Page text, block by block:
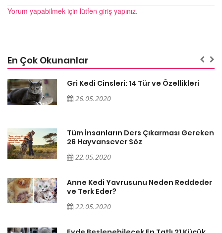
Yorum yapabilmek için lütfen giriş yapınız.
En Çok Okunanlar
Gri Kedi Cinsleri: 14 Tür ve Özellikleri
26.05.2020
Tüm İnsanların Ders Çıkarması Gereken
26 Hayvansever Söz
22.05.2020
Anne Kedi Yavrusunu Neden Reddeder
ve Terk Eder?
22.05.2020